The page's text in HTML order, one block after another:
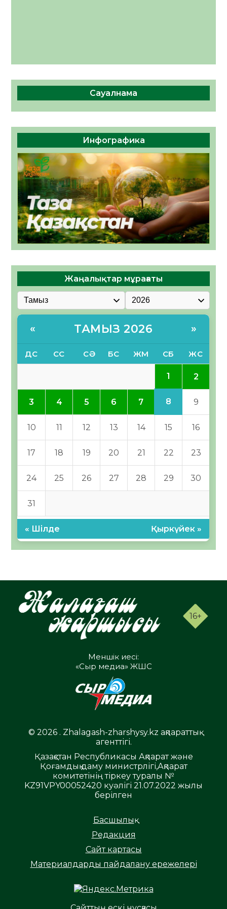
Сауалнама
Инфографика
Жаңалықтар мұрағаты
« ТАМЫЗ 2026 »
ДС СС СӘ БС ЖМ СБ ЖС
1 2
3 4 5 6 7 8 9
10 11 12 13 14 15 16
17 18 19 20 21 22 23
24 25 26 27 28 29 30
31
« Шілде Қыркүйек »
16+
Меншік иесі:
«Сыр медиа» ЖШС
© 2026 . Zhalagash-zharshysy.kz ақпараттық
агенттігі.
Қазақстан Республикасы Ақпарат және
Қоғамдық даму министрлігі,Ақпарат
комитетінің тіркеу туралы №
KZ91VPY00052420 куәлігі 21.07.2022 жылы
берілген
Басшылық
Редакция
Сайт картасы
Материалдарды пайдалану ережелері